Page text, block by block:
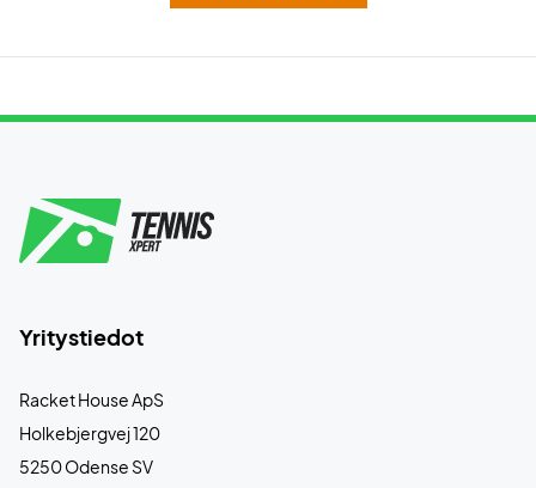
Yritystiedot
Racket House ApS
Holkebjergvej 120
5250 Odense SV